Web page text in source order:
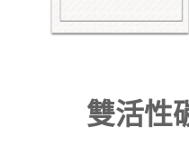
雙活性